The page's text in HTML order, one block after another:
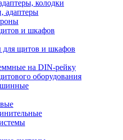
колодки
адаптеры
и шкафов
для щитов и шкафов
на DIN-рейку
оборудования